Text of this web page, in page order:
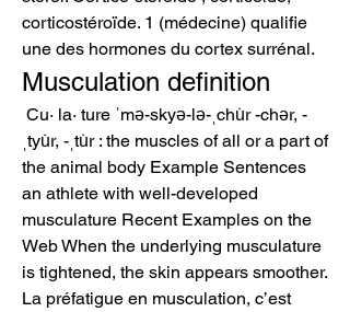
corticostéroïde. 1 (médecine) qualifie
une des hormones du cortex surrénal.
Musculation definition
ˌtyu̇r, -ˌtu̇r : the muscles of all or a part of
the animal body Example Sentences
an athlete with well-developed
musculature Recent Examples on the
Web When the underlying musculature
is tightened, the skin appears smoother.
La préfatigue en musculation, c’est